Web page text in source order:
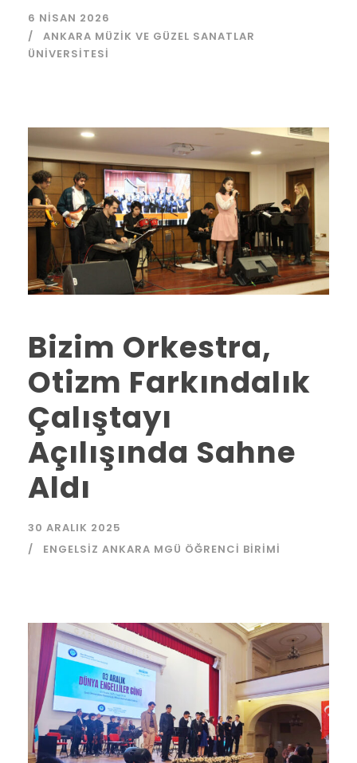
6 NISAN 2026
ANKARA MÜZIK VE GÜZEL SANATLAR
ÜNIVERSITESI
Bizim Orkestra,
Otizm Farkındalık
Çalıştayı
Açılışında Sahne
Aldı
30 ARALIK 2025
ENGELSIZ ANKARA MGÜ ÖĞRENCI BIRIMI